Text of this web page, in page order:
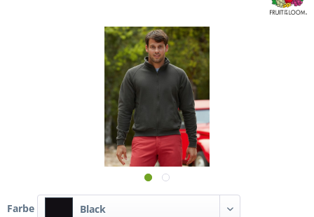
Farbe Black